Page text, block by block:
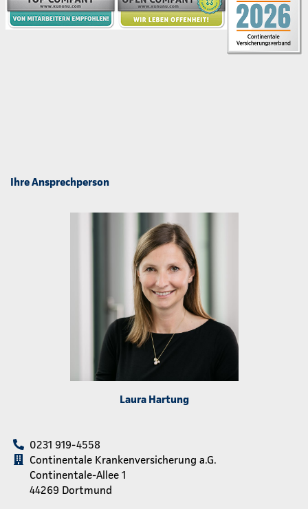
Ihre Ansprechperson
Laura Hartung
0231 919-4558
Continentale Krankenversicherung a.G.
Continentale-Allee 1
44269 Dortmund